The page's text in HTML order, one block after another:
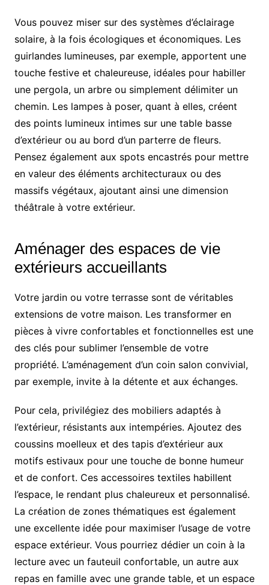
Vous pouvez miser sur des systèmes d’éclairage
solaire, à la fois écologiques et économiques. Les
guirlandes lumineuses, par exemple, apportent une
touche festive et chaleureuse, idéales pour habiller
une pergola, un arbre ou simplement délimiter un
chemin. Les lampes à poser, quant à elles, créent
des points lumineux intimes sur une table basse
d’extérieur ou au bord d’un parterre de fleurs.
Pensez également aux spots encastrés pour mettre
en valeur des éléments architecturaux ou des
massifs végétaux, ajoutant ainsi une dimension
théâtrale à votre extérieur.
Aménager des espaces de vie
extérieurs accueillants
Votre jardin ou votre terrasse sont de véritables
extensions de votre maison. Les transformer en
pièces à vivre confortables et fonctionnelles est une
des clés pour sublimer l’ensemble de votre
propriété. L’aménagement d’un coin salon convivial,
par exemple, invite à la détente et aux échanges.
Pour cela, privilégiez des mobiliers adaptés à
l’extérieur, résistants aux intempéries. Ajoutez des
coussins moelleux et des tapis d’extérieur aux
motifs estivaux pour une touche de bonne humeur
et de confort. Ces accessoires textiles habillent
l’espace, le rendant plus chaleureux et personnalisé.
La création de zones thématiques est également
une excellente idée pour maximiser l’usage de votre
espace extérieur. Vous pourriez dédier un coin à la
lecture avec un fauteuil confortable, un autre aux
repas en famille avec une grande table, et un espace